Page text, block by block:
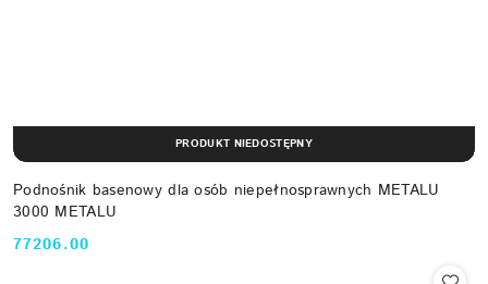
Podnośnik basenowy dla osób niepełnosprawnych METALU
3000 METALU
Cena:
77206.00
PRODUKT NIEDOSTĘPNY